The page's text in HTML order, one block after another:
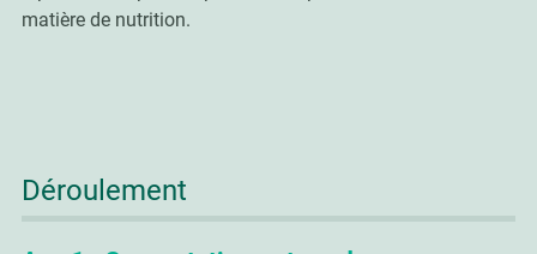
matière de nutrition.
Déroulement